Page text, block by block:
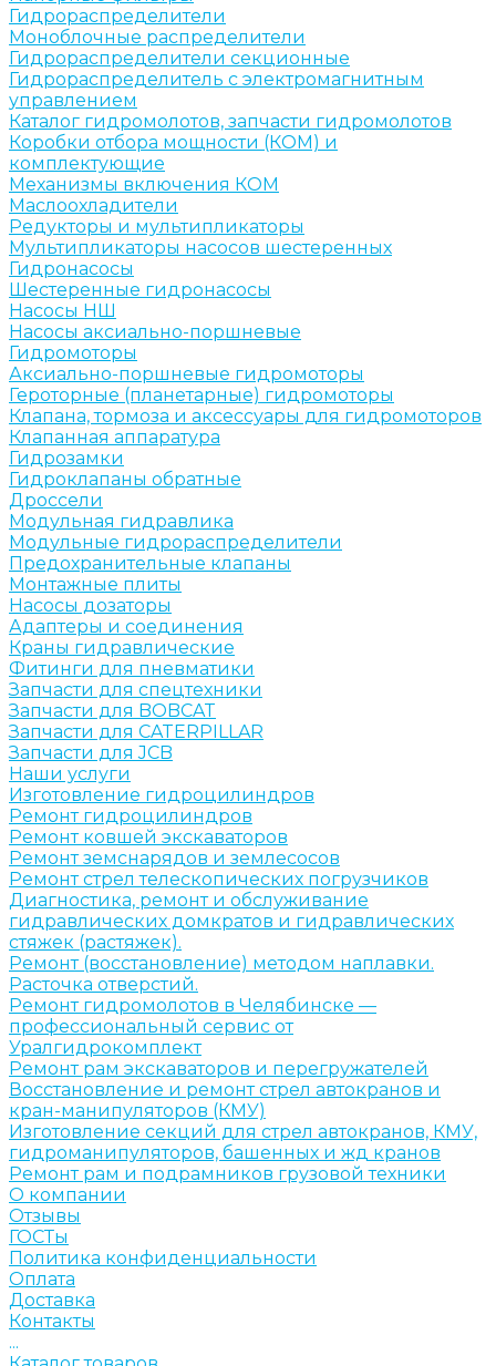
Гидрораспределители
Моноблочные распределители
Гидрораспределители секционные
Гидрораспределитель с электромагнитным
управлением
Каталог гидромолотов, запчасти гидромолотов
Коробки отбора мощности (КОМ) и
комплектующие
Механизмы включения КОМ
Маслоохладители
Редукторы и мультипликаторы
Мультипликаторы насосов шестеренных
Гидронасосы
Шестеренные гидронасосы
Насосы НШ
Насосы аксиально-поршневые
Гидромоторы
Аксиально-поршневые гидромоторы
Героторные (планетарные) гидромоторы
Клапана, тормоза и аксессуары для гидромоторов
Клапанная аппаратура
Гидрозамки
Гидроклапаны обратные
Дроссели
Модульная гидравлика
Модульные гидрораспределители
Предохранительные клапаны
Монтажные плиты
Насосы дозаторы
Адаптеры и соединения
Краны гидравлические
Фитинги для пневматики
Запчасти для спецтехники
Запчасти для BOBCAT
Запчасти для CATERPILLAR
Запчасти для JCB
Наши услуги
Изготовление гидроцилиндров
Ремонт гидроцилиндров
Ремонт ковшей экскаваторов
Ремонт земснарядов и землесосов
Ремонт стрел телескопических погрузчиков
Диагностика, ремонт и обслуживание
гидравлических домкратов и гидравлических
стяжек (растяжек).
Ремонт (восстановление) методом наплавки.
Расточка отверстий.
Ремонт гидромолотов в Челябинске —
профессиональный сервис от
Уралгидрокомплект
Ремонт рам экскаваторов и перегружателей
Восстановление и ремонт стрел автокранов и
кран-манипуляторов (КМУ)
Изготовление секций для стрел автокранов, КМУ,
гидроманипуляторов, башенных и жд кранов
Ремонт рам и подрамников грузовой техники
О компании
Отзывы
ГОСТы
Политика конфиденциальности
Оплата
Доставка
Контакты
...